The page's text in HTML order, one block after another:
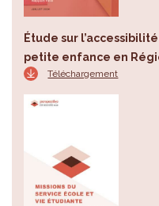
Étude sur
petite enfance en
Téléchargement